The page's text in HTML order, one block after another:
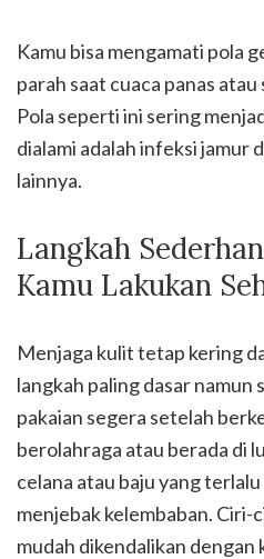
Kamu bisa mengamati pola
parah saat cuaca panas
Pola seperti ini sering
dialami adalah infeksi jamur
lainnya.
Langkah
Kamu Lakukan
Menjaga kulit tetap kering
langkah paling dasar
pakaian segera setelah
berolahraga atau berada di
celana atau baju yang
menjebak kelembaban. Ciri-
mudah dikendalikan dengan